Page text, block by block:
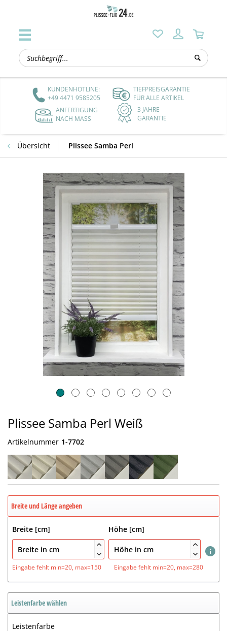
KUNDENHOTLINE:
+49 4471 9585205
TIEFPREISGARANTIE
FÜR ALLE ARTIKEL
ANFERTIGUNG
NACH MASS
3 JAHRE
GARANTIE
Übersicht Plissee Samba Perl
Plissee Samba Perl Weiß
Artikelnummer 1-7702
Breite und Länge angeben
Breite [cm]


Höhe [cm]


Eingabe fehlt min=20, max=150 Eingabe fehlt min=20, max=280
Leistenfarbe wählen
Leistenfarbe